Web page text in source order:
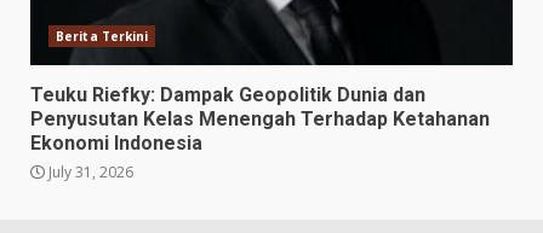
Berita Terkini
Teuku Riefky: Dampak Geopolitik Dunia dan
Penyusutan Kelas Menengah Terhadap Ketahanan
Ekonomi Indonesia
July 31, 2026